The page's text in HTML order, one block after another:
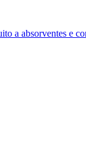
a absorventes e